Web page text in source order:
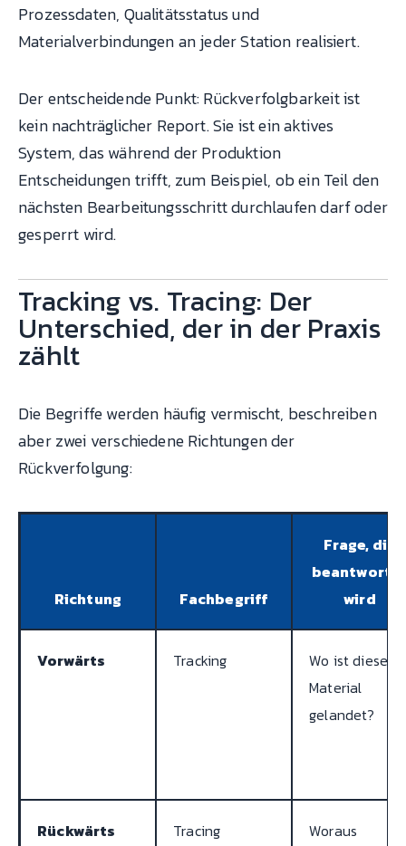
Prozessdaten, Qualitätsstatus und
Materialverbindungen an jeder Station realisiert.
Der entscheidende Punkt: Rückverfolgbarkeit ist
kein nachträglicher Report. Sie ist ein aktives
System, das während der Produktion
Entscheidungen trifft, zum Beispiel, ob ein Teil den
nächsten Bearbeitungsschritt durchlaufen darf oder
gesperrt wird.
Tracking vs. Tracing: Der
Unterschied, der in der Praxis
zählt
Die Begriffe werden häufig vermischt, beschreiben
aber zwei verschiedene Richtungen der
Rückverfolgung:
Richtung Fachbegriff
Frage, die
wird
Vorwärts Tracking
Wo ist dieses
Material
gelandet?
Rückwärts Tracing
Woraus